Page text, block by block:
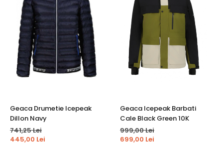
Geaca Drumetie Icepeak
Dillon Navy
741,25 Lei
445,00 Lei
Geaca Icepeak Barbati
Cale Black Green 10K
999,00 Lei
699,00 Lei